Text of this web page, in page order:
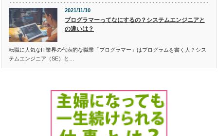
2021/11/10
プログラマーってなにするの？システムエンジニアと
の違いは？
転職に人気なIT業界の代表的な職業「プログラマー」はプログラムを書く人？シス
テムエンジニア（SE）と…